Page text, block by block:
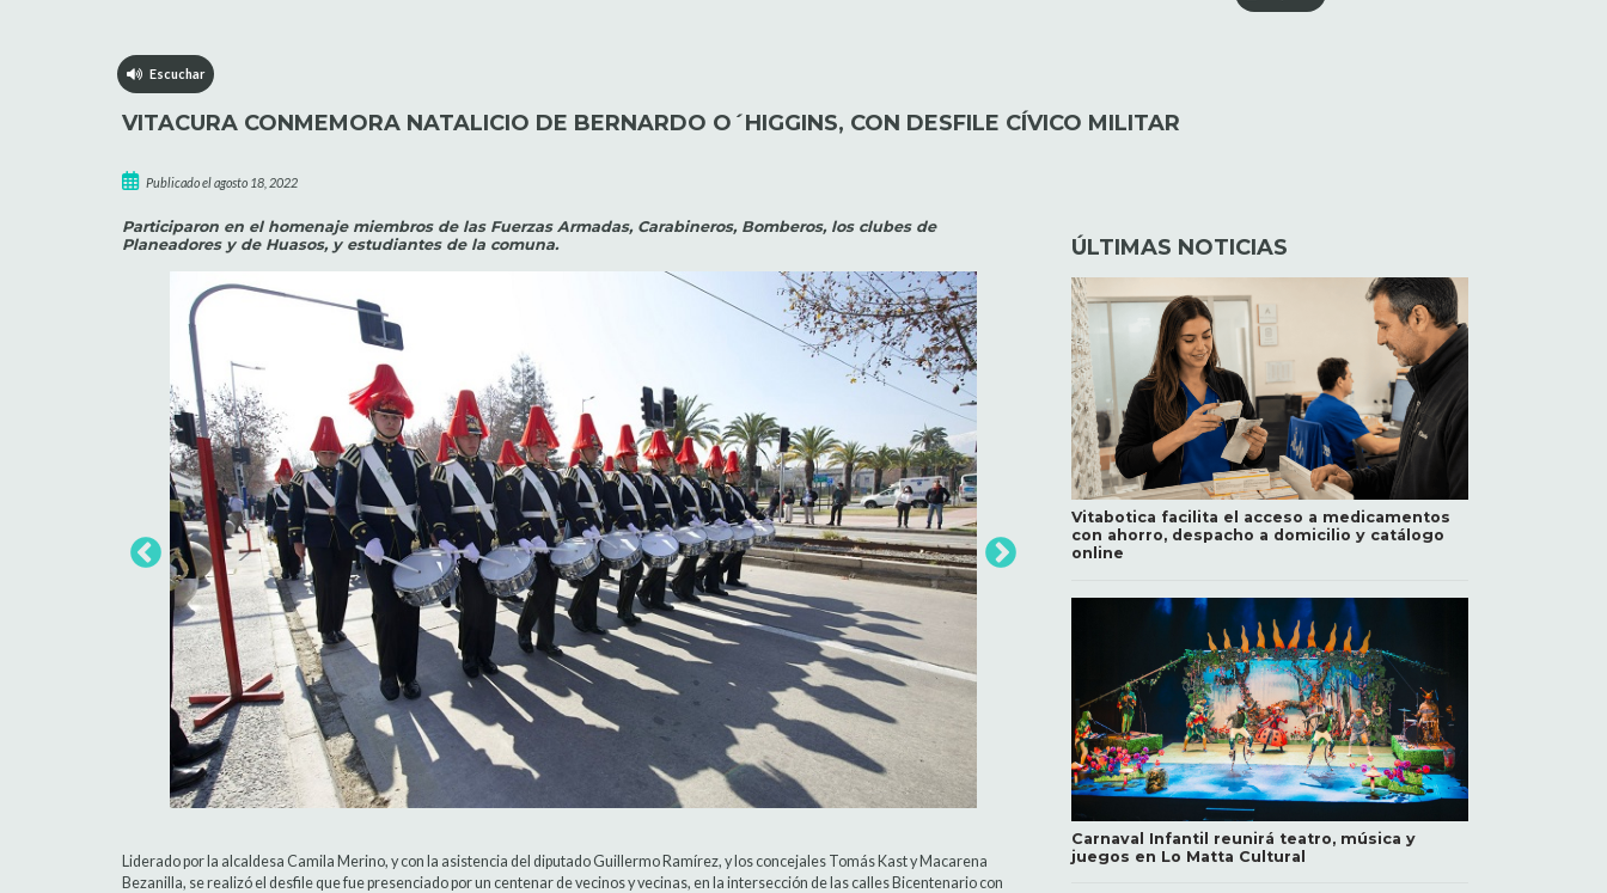
Escuchar
VITACURA CONMEMORA NATALICIO DE BERNARDO O´HIGGINS, CON DESFILE CÍVICO MILITAR
Publicado el agosto 18, 2022
Participaron en el homenaje miembros de las Fuerzas Armadas, Carabineros, Bomberos, los clubes de
Planeadores y de Huasos, y estudiantes de la comuna.
Liderado por la alcaldesa Camila Merino, y con la asistencia del diputado Guillermo Ramírez, y los concejales Tomás Kast y Macarena
Bezanilla, se realizó el desfile que fue presenciado por un centenar de vecinos y vecinas, en la intersección de las calles Bicentenario con
ÚLTIMAS NOTICIAS
Vitabotica facilita el acceso a medicamentos
con ahorro, despacho a domicilio y catálogo
online
Carnaval Infantil reunirá teatro, música y
juegos en Lo Matta Cultural